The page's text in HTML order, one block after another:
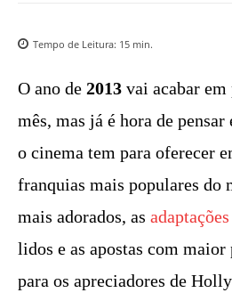
Tempo de Leitura: 15 min.
O ano de 2013 vai acabar em
mês, mas já é hora de
o cinema tem para oferecer
franquias mais populares do
mais adorados, as adaptações
lidos e as apostas com
para os apreciadores de